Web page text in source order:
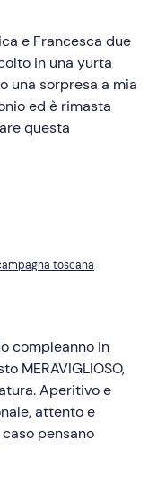
e Francesca due
in una yurta
una sorpresa a mia
ed è rimasta
questa
toscana
compleanno in
MERAVIGLIOSO,
Aperitivo e
attento e
pensano